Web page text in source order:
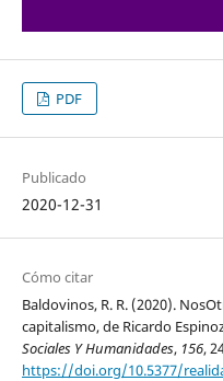
PDF
Publicado
2020-12-31
Cómo citar
Baldovinos, R. R. (2020).
capitalismo, de Ricardo
Sociales Y Humanidades, 156,
https://doi.org/10.5377/